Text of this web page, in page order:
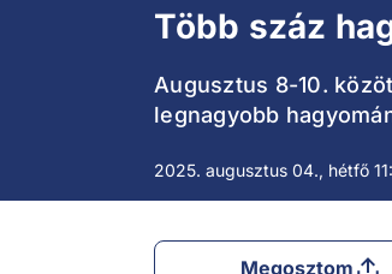
Több száz
Augusztus 8-10.
legnagyobb
2025. augusztus 04., hétfő
Megosztom